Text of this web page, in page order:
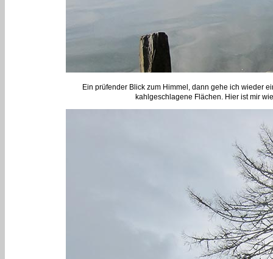
Ein prüfender Blick zum Himmel, dann gehe ich wieder
kahlgeschlagene Flächen. Hier ist mir